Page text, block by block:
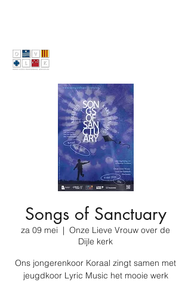
Songs of Sanctuary
za 09 mei
  |
Onze Lieve Vrouw over de
Dijle kerk
Ons jongerenkoor Koraal zingt samen met
jeugdkoor Lyric Music het mooie werk